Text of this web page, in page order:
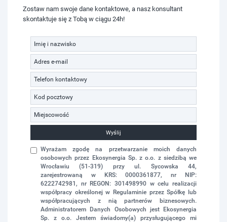
Zostaw nam swoje dane kontaktowe, a nasz konsultant
skontaktuje się z Tobą w ciągu 24h!
Wyślij
Wyrażam zgodę na przetwarzanie moich danych
osobowych przez Ekosynergia Sp. z o.o. z siedzibą we
Wrocławiu (51-319) przy ul. Sycowska 44,
zarejestrowaną w KRS: 0000361877, nr NIP:
6222742981, nr REGON: 301498990 w celu realizacji
współpracy określonej w Regulaminie przez Spółkę lub
współpracujących z nią partnerów biznesowych.
Administratorem Danych Osobowych jest Ekosynergia
Sp. z o.o. Jestem świadomy(a) przysługującego mi